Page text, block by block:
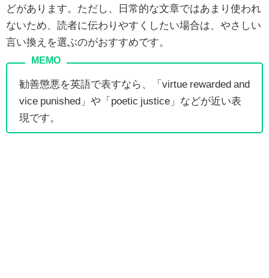
どがあります。ただし、日常的な文章ではあまり使われ
ないため、読者に伝わりやすくしたい場合は、やさしい
言い換えを選ぶのがおすすめです。
勧善懲悪を英語で表すなら、「virtue rewarded and
vice punished」や「poetic justice」などが近い表
現です。